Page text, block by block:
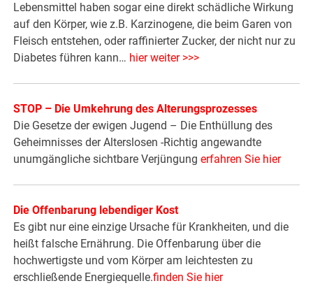
Lebensmittel haben sogar eine direkt schädliche Wirkung
auf den Körper, wie z.B. Karzinogene, die beim Garen von
Fleisch entstehen, oder raffinierter Zucker, der nicht nur zu
Diabetes führen kann… hier weiter >>>
STOP – Die Umkehrung des Alterungsprozesses
Die Gesetze der ewigen Jugend – Die Enthüllung des
Geheimnisses der Alterslosen -Richtig angewandte
unumgängliche sichtbare Verjüngungerfahren Sie hier
Die Offenbarung lebendiger Kost
Es gibt nur eine einzige Ursache für Krankheiten, und die
heißt falsche Ernährung. Die Offenbarung über die
hochwertigste und vom Körper am leichtesten zu
erschließende Energiequelle.finden Sie hier